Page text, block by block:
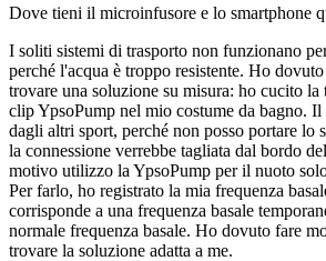
Dove tieni il microinfusore e lo smartphone
I soliti sistemi di trasporto non funzionano
perché l'acqua è troppo resistente. Ho
trovare una soluzione su misura: ho cucito la
clip YpsoPump nel mio costume da bagno.
dagli altri sport, perché non posso portare lo
la connessione verrebbe tagliata dal bordo
motivo utilizzo la YpsoPump per il nuoto
Per farlo, ho registrato la mia frequenza
corrisponde a una frequenza basale
normale frequenza basale. Ho dovuto fare
trovare la soluzione adatta a me.